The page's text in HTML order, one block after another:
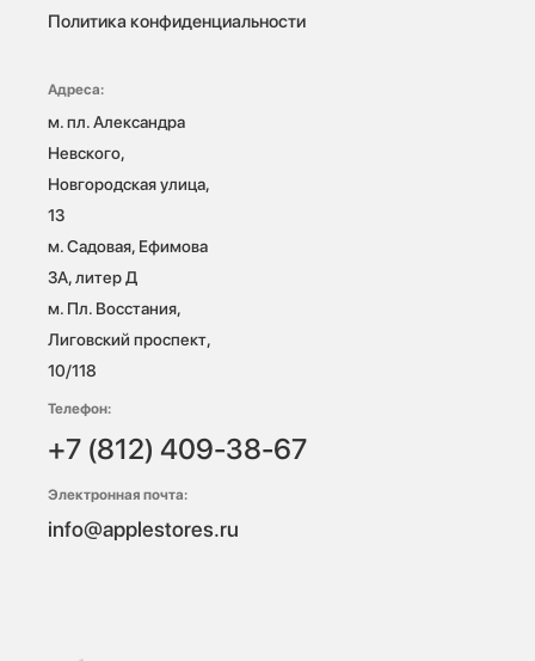
Политика конфиденциальности
Адреса:
м. пл. Александра
Невского,
Новгородская улица,
13
м. Садовая, Ефимова
3А, литер Д
м. Пл. Восстания,
Лиговский проспект,
10/118
Телефон:
+7 (812) 409-38-67
Электронная почта:
info@applestores.ru